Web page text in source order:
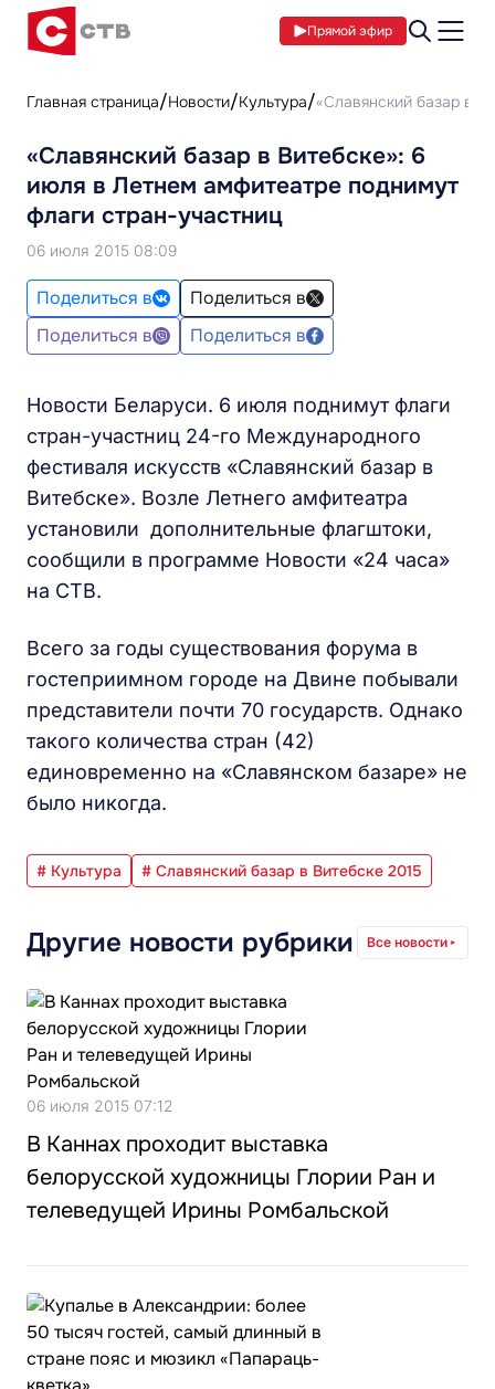
Прямой эфир
Главная страница Новости Культура «Славянский базар в
«Славянский базар в Витебске»: 6
июля в Летнем амфитеатре поднимут
флаги стран-участниц
06 июля 2015 08:09
Поделиться в
Поделиться в
Поделиться в
Поделиться в
Новости Беларуси. 6 июля поднимут флаги
стран-участниц 24-го Международного
фестиваля искусств «Славянский базар в
Витебске». Возле Летнего амфитеатра
установили дополнительные флагштоки,
сообщили в программе Новости «24 часа»
на СТВ.
Всего за годы существования форума в
гостеприимном городе на Двине побывали
представители почти 70 государств. Однако
такого количества стран (42)
единовременно на «Славянском базаре» не
было никогда.
# Культура # Славянский базар в Витебске 2015
Другие новости рубрики Все новости
06 июля 2015 07:12
В Каннах проходит выставка
белорусской художницы Глории Ран и
телеведущей Ирины Ромбальской